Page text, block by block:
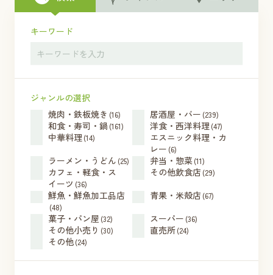
キーワード
ジャンルの選択
焼肉・鉄板焼き (16) 居酒屋・バー (239)
和食・寿司・鍋 (161) 洋食・西洋料理 (47)
中華料理 (14)
エスニック料理・カ
レー (6)
ラーメン・うどん (25) 弁当・惣菜(11)
カフェ・軽食・ス
イーツ (36)
その他飲食店(29)
鮮魚・鮮魚加工品店
(48)
青果・米殻店(67)
菓子・パン屋 (32) スーパー (36)
その他小売り (30) 直売所(24)
その他(24)